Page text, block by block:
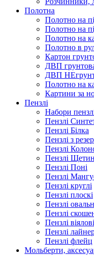
Полотна
Полотно на
Полотно на
Полотно на
Полотно в
Картон
ДВП
ДВП
Полотно на
Картини за
Пензлі
Набори
Пензлі
Пензлі Білка
Пензлі з
Пензлі
Пензлі
Пензлі Поні
Пензлі
Пензлі круглі
Пензлі плоскі
Пензлі
Пензлі
Пензлі віялові
Пензлі
Пензлі флейц
Мольберти,